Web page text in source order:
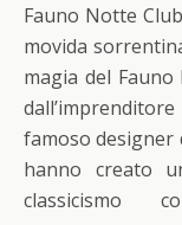
Fauno Notte
movida
magia del
famoso designer
hanno creato
classicismo